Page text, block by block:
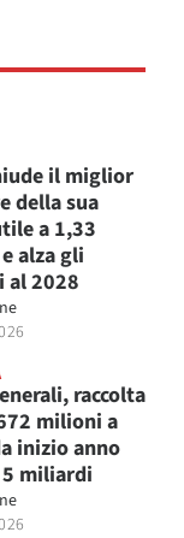
il miglior
della sua
a 1,33
alza gli
2028
raccolta
milioni a
inizio anno
miliardi